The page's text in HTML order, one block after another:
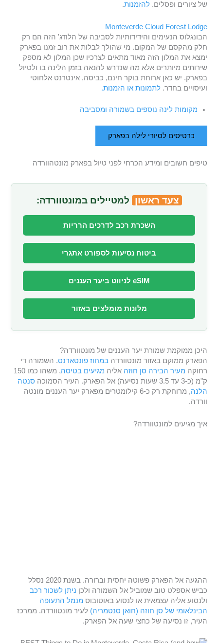
של ציורים ופסלים.להזמנות.
Monteverde Cloud Forest Lodge
הבונגלוס הנעימים והידידותיות לסביבה של הלודג' הזה הם רק
חלק מהקסם של המקום. מי שהולך לבלות את רוב זמנו בפארק
ימצא את המלון הזה מאוד מתאים לצרכיו שכן המלון לא מספק
שירותים מיותרים אלא מה שנדרש להנאה בזמן הלינה בו ולטיול
בפארק. יש כאן ארוחת בוקר חינם, כביסה, אינטרנט אלחוטי
ועיסויים בחדר.לתמונות או הזמנות.
מקומות לינה נוספים בשמורה ומסביבה
כרטיסים לסיורי לילה בפארק
טיפים חשובים ומידע הכרחי לפני טיול בפארק מונטהוורדה
צעד ראשון למטיילים במונטוורדה:
השכרת רכב לדרכים הרריות
ביטוח נסיעות לספורט אתגרי
eSIM לניווט ביער העננים
מלונות מומלצים באזור
היכן ממוקמת שמורת יער העננים של מונטוורדה?
הפארק ממוקם באזור מונטוורדהבמחוז פונטארנס. השמורה די
רחוקה מעיר הבירה סן חוזה אליה מגיעים בטיסה
, משהו כמו 150
ק"מ (כ-3 עד 3.5 שעות נסיעה) אל הפארק. העיר הסמוכה
סנטה
הלנה
, מרוחקת רק כ-6 קילומטרים מפארק יער העננים מונטה
וורדה.
איך מגיעים למונטוורדה?
ההגעה אל הפארק פשוטה יחסית וברורה. בשנת 2020 נסלל
כביש אספלט טוב שמוביל אל השמורה ולכן ניתן לשכור רכב
ולנסוע אליה עצמאית או לנסוע באוטובוס מנמל התעופה
הבינלאומי של סן חוזה (חואן סנטמריה) לעיר מונטוורדה. ממרכז
העיר, זו נסיעה של כחצי שעה אל הפארק.